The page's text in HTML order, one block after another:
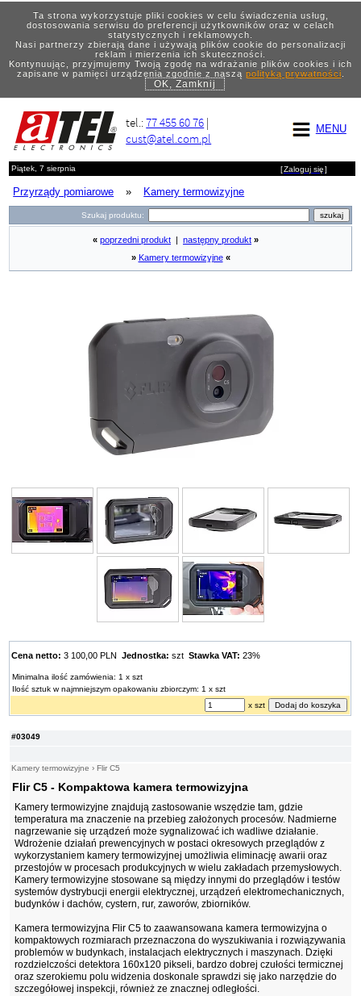
Ta strona wykorzystuje pliki cookies w celu świadczenia usług,
dostosowania serwisu do preferencji użytkowników oraz w celach
statystycznych i reklamowych.
Nasi partnerzy zbierają dane i używają plików cookie do personalizacji
reklam i mierzenia ich skuteczności.
Kontynuując, przyjmujemy Twoją zgodę na wdrażanie plików cookies i ich
zapisane w pamięci urządzenia zgodnie z naszą polityką prywatności.
OK, Zamknij
MENU
tel.:77 455 60 76 |
cust@atel.com.pl
Piątek, 7 sierpnia [Zaloguj się]
Przyrządy pomiarowe » Kamery termowizyjne
Szukaj produktu:
#03049
Kamery termowizyjne ›Flir C5
Flir C5 - Kompaktowa kamera termowizyjna
Kamery termowizyjne znajdują zastosowanie wszędzie tam, gdzie
temperatura ma znaczenie na przebieg założonych procesów. Nadmierne
nagrzewanie się urządzeń może sygnalizować ich wadliwe działanie.
Wdrożenie działań prewencyjnych w postaci okresowych przeglądów z
wykorzystaniem kamery termowizyjnej umożliwia eliminację awarii oraz
przestojów w procesach produkcyjnych w wielu zakładach przemysłowych.
Kamery termowizyjne stosowane są między innymi do przeglądów i testów
systemów dystrybucji energii elektrycznej, urządzeń elektromechanicznych,
budynków i dachów, cystern, rur, zaworów, zbiorników.
Kamera termowizyjna Flir C5 to zaawansowana kamera termowizyjna o
kompaktowych rozmiarach przeznaczona do wyszukiwania i rozwiązywania
problemów w budynkach, instalacjach elektrycznych i maszynach. Dzięki
rozdzielczości detektora 160x120 pikseli, bardzo dobrej czułości termicznej
oraz szerokiemu polu widzenia doskonale sprawdzi się jako narzędzie do
szczegółowej inspekcji, również ze znacznej odległości.
« poprzedni produkt następny produkt »
» Kamery termowizyjne «
Cena netto: 3 100,00 PLNJednostka: sztStawka VAT: 23%
Minimalna ilość zamówienia: 1 x szt
Ilość sztuk w najmniejszym opakowaniu zbiorczym: 1 x szt
x szt